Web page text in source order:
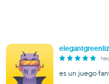
es un juego